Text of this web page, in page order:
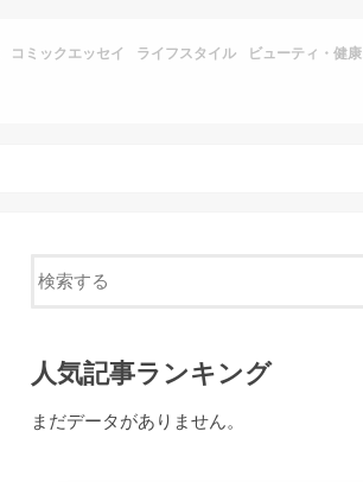
コミックエッセイ ライフスタイル ビューティ・健康
人気記事ランキング
まだデータがありません。